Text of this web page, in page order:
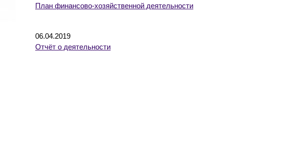
План финансово-хозяйственной деятельности
06.04.2019
Отчёт о деятельности